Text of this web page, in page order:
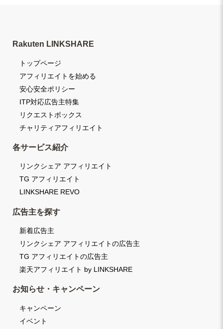
Rakuten LINKSHARE
トップページ
アフィリエイトを始める
安心安全ポリシー
ITP対応広告主特集
リクエストボックス
チャリティアフィリエイト
各サービス紹介
リンクシェア アフィリエイト
TG アフィリエイト
LINKSHARE REVO
広告主を探す
新着広告主
リンクシェア アフィリエイトの広告主
TG アフィリエイトの広告主
楽天アフィリエイト by LINKSHARE
お知らせ・キャンペーン
キャンペーン
イベント